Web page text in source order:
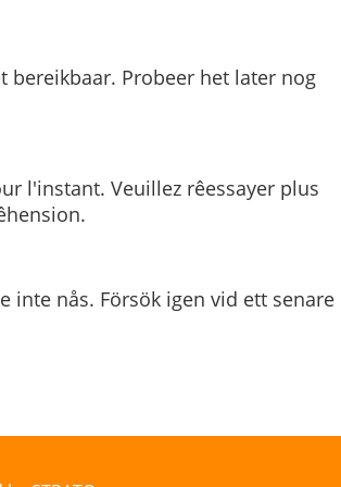
bereikbaar. Probeer het later nog
l'instant. Veuillez rêessayer plus
inte nås. Försök igen vid ett senare